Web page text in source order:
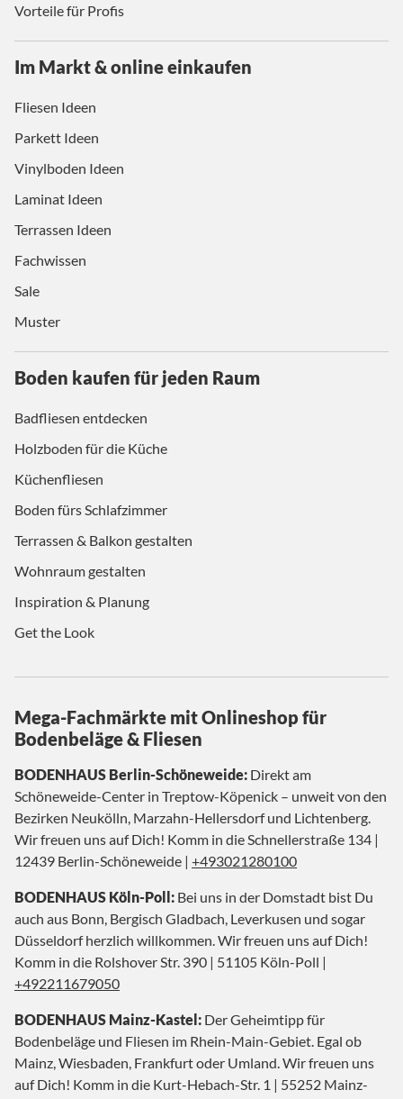
Vorteile für Profis
Im Markt & online einkaufen
Fliesen Ideen
Parkett Ideen
Vinylboden Ideen
Laminat Ideen
Terrassen Ideen
Fachwissen
Sale
Muster
Boden kaufen für jeden Raum
Badfliesen entdecken
Holzboden für die Küche
Küchenfliesen
Boden fürs Schlafzimmer
Terrassen & Balkon gestalten
Wohnraum gestalten
Inspiration & Planung
Get the Look
Mega-Fachmärkte mit Onlineshop für
Bodenbeläge & Fliesen
BODENHAUS Berlin-Schöneweide: Direkt am
Schöneweide-Center in Treptow-Köpenick – unweit von den
Bezirken Neukölln, Marzahn-Hellersdorf und Lichtenberg.
Wir freuen uns auf Dich! Komm in die Schnellerstraße 134 |
12439 Berlin-Schöneweide | +493021280100
BODENHAUS Köln-Poll: Bei uns in der Domstadt bist Du
auch aus Bonn, Bergisch Gladbach, Leverkusen und sogar
Düsseldorf herzlich willkommen. Wir freuen uns auf Dich!
Komm in die Rolshover Str. 390 | 51105 Köln-Poll |
+492211679050
BODENHAUS Mainz-Kastel: Der Geheimtipp für
Bodenbeläge und Fliesen im Rhein-Main-Gebiet. Egal ob
Mainz, Wiesbaden, Frankfurt oder Umland. Wir freuen uns
auf Dich! Komm in die Kurt-Hebach-Str. 1 | 55252 Mainz-